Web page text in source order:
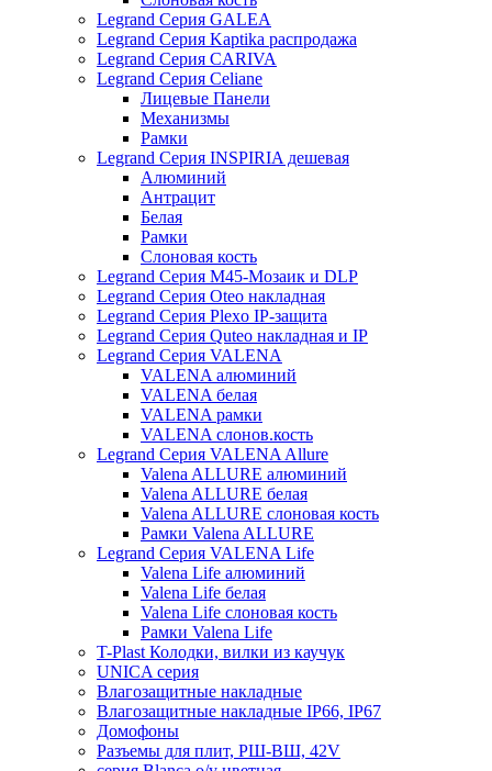
Legrand Серия GALEA
Legrand Серия Kaptika распродажа
Legrand Серия CARIVA
Legrand Серия Celiane
Лицевые Панели
Механизмы
Рамки
Legrand Серия INSPIRIA дешевая
Алюминий
Антрацит
Белая
Рамки
Слоновая кость
Legrand Серия M45-Мозаик и DLP
Legrand Серия Oteo накладная
Legrand Серия Plexo IP-защита
Legrand Серия Quteo накладная и IP
Legrand Серия VALENA
VALENA алюминий
VALENA белая
VALENA рамки
VALENA слонов.кость
Legrand Серия VALENA Allure
Valena ALLURE алюминий
Valena ALLURE белая
Valena ALLURE слоновая кость
Рамки Valena ALLURE
Legrand Серия VALENA Life
Valena Life алюминий
Valena Life белая
Valena Life слоновая кость
Рамки Valena Life
T-Plast Колодки, вилки из каучук
UNICA серия
Влагозащитные накладные
Влагозащитные накладные IP66, IP67
Домофоны
Разъемы для плит, РШ-ВШ, 42V